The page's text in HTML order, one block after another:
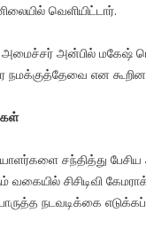
வெளியிட்டார்.
அன்பில் மகேஷ்
நமக்குத்தேவை என
சந்தித்து
சிசிடிவி
நடவடிக்கை